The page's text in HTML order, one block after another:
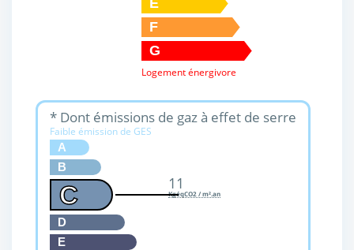
E
F
G
Logement énergivore
* Dont émissions de gaz à effet de serre
Faible émission de GES
A
B
C
D
E
11
KgéqCO2 / m².an